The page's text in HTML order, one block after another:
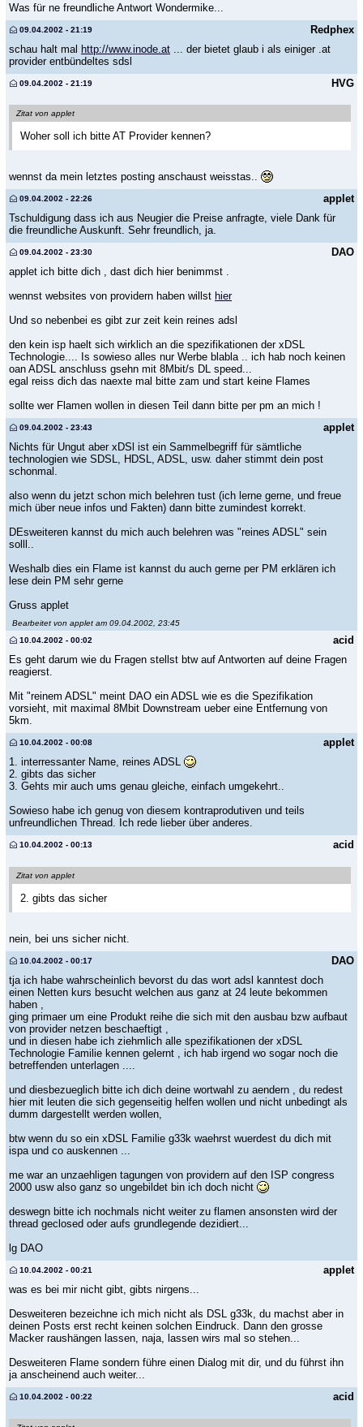
Was für ne freundliche Antwort Wondermike...
Redphex
09.04.2002 - 21:19
schau halt mal http://www.inode.at ... der bietet glaub i als einiger .at
provider entbündeltes sdsl
HVG
09.04.2002 - 21:19
Zitat von applet
Woher soll ich bitte AT Provider kennen?
wennst da mein letztes posting anschaust weisstas..
applet
09.04.2002 - 22:26
Tschuldigung dass ich aus Neugier die Preise anfragte, viele Dank für
die freundliche Auskunft. Sehr freundlich, ja.
DAO
09.04.2002 - 23:30
applet ich bitte dich , dast dich hier benimmst .
wennst websites von providern haben willst hier
Und so nebenbei es gibt zur zeit kein reines adsl
den kein isp haelt sich wirklich an die spezifikationen der xDSL
Technologie.... Is sowieso alles nur Werbe blabla .. ich hab noch keinen
oan ADSL anschluss gsehn mit 8Mbit/s DL speed...
egal reiss dich das naexte mal bitte zam und start keine Flames
sollte wer Flamen wollen in diesen Teil dann bitte per pm an mich !
applet
09.04.2002 - 23:43
Nichts für Ungut aber xDSl ist ein Sammelbegriff für sämtliche
technologien wie SDSL, HDSL, ADSL, usw. daher stimmt dein post
schonmal.
also wenn du jetzt schon mich belehren tust (ich lerne gerne, und freue
mich über neue infos und Fakten) dann bitte zumindest korrekt.
DEsweiteren kannst du mich auch belehren was "reines ADSL" sein
solll..
Weshalb dies ein Flame ist kannst du auch gerne per PM erklären ich
lese dein PM sehr gerne
Gruss applet
Bearbeitet von applet am 09.04.2002, 23:45
acid
10.04.2002 - 00:02
Es geht darum wie du Fragen stellst btw auf Antworten auf deine Fragen
reagierst.
Mit "reinem ADSL" meint DAO ein ADSL wie es die Spezifikation
vorsieht, mit maximal 8Mbit Downstream ueber eine Entfernung von
5km.
applet
10.04.2002 - 00:08
1. interressanter Name, reines ADSL
2. gibts das sicher
3. Gehts mir auch ums genau gleiche, einfach umgekehrt..
Sowieso habe ich genug von diesem kontraprodutiven und teils
unfreundlichen Thread. Ich rede lieber über anderes.
acid
10.04.2002 - 00:13
Zitat von applet
2. gibts das sicher
nein, bei uns sicher nicht.
DAO
10.04.2002 - 00:17
tja ich habe wahrscheinlich bevorst du das wort adsl kanntest doch
einen Netten kurs besucht welchen aus ganz at 24 leute bekommen
haben ,
ging primaer um eine Produkt reihe die sich mit den ausbau bzw aufbaut
von provider netzen beschaeftigt ,
und in diesen habe ich ziehmlich alle spezifikationen der xDSL
Technologie Familie kennen gelernt , ich hab irgend wo sogar noch die
betreffenden unterlagen ....
und diesbezueglich bitte ich dich deine wortwahl zu aendern , du redest
hier mit leuten die sich gegenseitig helfen wollen und nicht unbedingt als
dumm dargestellt werden wollen,
btw wenn du so ein xDSL Familie g33k waehrst wuerdest du dich mit
ispa und co auskennen ...
me war an unzaehligen tagungen von providern auf den ISP congress
2000 usw also ganz so ungebildet bin ich doch nicht
deswegn bitte ich nochmals nicht weiter zu flamen ansonsten wird der
thread geclosed oder aufs grundlegende dezidiert...
lg DAO
applet
10.04.2002 - 00:21
was es bei mir nicht gibt, gibts nirgens...
Desweiteren bezeichne ich mich nicht als DSL g33k, du machst aber in
deinen Posts erst recht keinen solchen Eindruck. Dann den grosse
Macker raushängen lassen, naja, lassen wirs mal so stehen...
Desweiteren Flame sondern führe einen Dialog mit dir, und du führst ihn
ja anscheinend auch weiter...
acid
10.04.2002 - 00:22